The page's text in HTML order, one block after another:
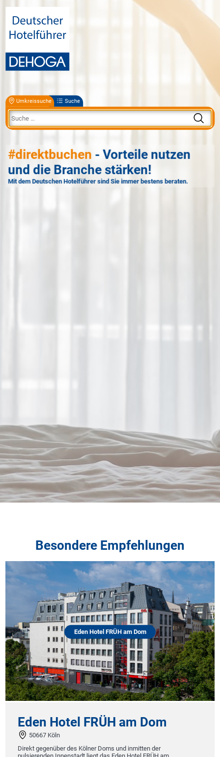
Umkreissuche Suche
#direktbuchen - Vorteile nutzen
und die Branche stärken!
Mit dem Deutschen Hotelführer sind Sie immer bestens beraten.
Besondere Empfehlungen
Eden Hotel FRÜH am Dom
Hotel FRÜH am Dom
Köln
des Kölner Doms und inmitten der